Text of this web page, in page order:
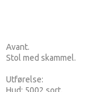
Avant.
Stol med skammel.
Utførelse: